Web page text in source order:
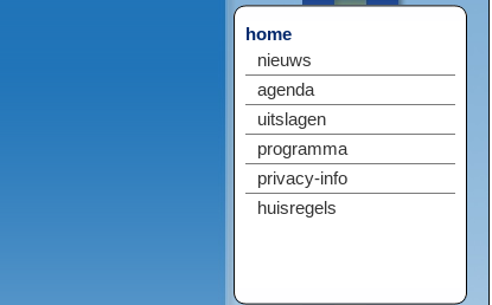
home
nieuws
agenda
uitslagen
programma
privacy-info
huisregels